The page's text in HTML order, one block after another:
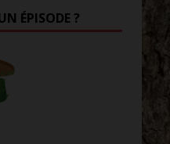
ÉPISODE ?